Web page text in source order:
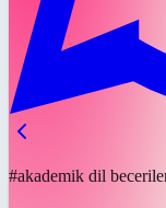
#akademik dil